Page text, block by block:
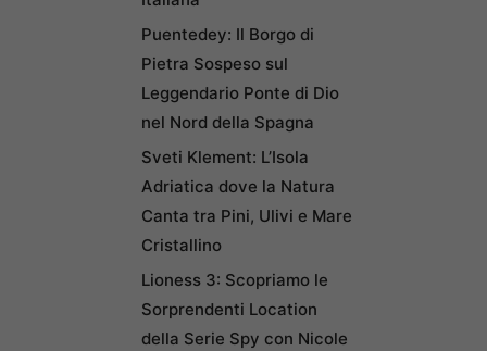
Puentedey: Il Borgo di
Pietra Sospeso sul
Leggendario Ponte di Dio
nel Nord della Spagna
Sveti Klement: L’Isola
Adriatica dove la Natura
Canta tra Pini, Ulivi e Mare
Cristallino
Lioness 3: Scopriamo le
Sorprendenti Location
della Serie Spy con Nicole